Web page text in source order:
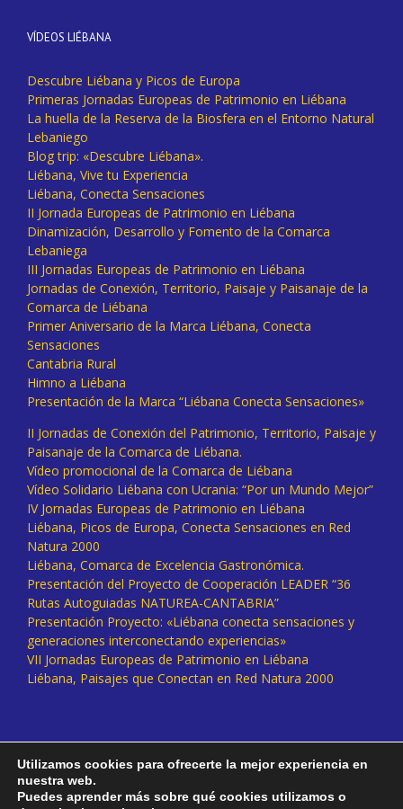
VÍDEOS LIÉBANA
Descubre Liébana y Picos de Europa
Primeras Jornadas Europeas de Patrimonio en Liébana
La huella de la Reserva de la Biosfera en el Entorno Natural
Lebaniego
Blog trip: «Descubre Liébana».
Liébana, Vive tu Experiencia
Liébana, Conecta Sensaciones
II Jornada Europeas de Patrimonio en Liébana
Dinamización, Desarrollo y Fomento de la Comarca
Lebaniega
III Jornadas Europeas de Patrimonio en Liébana
Jornadas de Conexión, Territorio, Paisaje y Paisanaje de la
Comarca de Liébana
Primer Aniversario de la Marca Liébana, Conecta
Sensaciones
Cantabria Rural
Himno a Liébana
Presentación de la Marca “Liébana Conecta Sensaciones»
II Jornadas de Conexión del Patrimonio, Territorio, Paisaje y
Paisanaje de la Comarca de Liébana.
Vídeo promocional de la Comarca de Liébana
Vídeo Solidario Liébana con Ucrania: “Por un Mundo Mejor”
IV Jornadas Europeas de Patrimonio en Liébana
Liébana, Picos de Europa, Conecta Sensaciones en Red
Natura 2000
Liébana, Comarca de Excelencia Gastronómica.
Presentación del Proyecto de Cooperación LEADER “36
Rutas Autoguiadas NATUREA-CANTABRIA”
Presentación Proyecto: «Liébana conecta sensaciones y
generaciones interconectando experiencias»
VII Jornadas Europeas de Patrimonio en Liébana
Liébana, Paisajes que Conectan en Red Natura 2000
Utilizamos cookies para ofrecerte la mejor experiencia en
nuestra web.
Puedes aprender más sobre qué cookies utilizamos o